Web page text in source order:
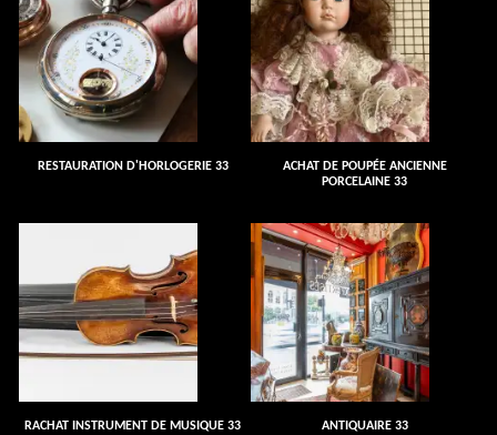
RESTAURATION D'HORLOGERIE 33
ACHAT DE POUPÉE ANCIENNE
PORCELAINE 33
RACHAT INSTRUMENT DE MUSIQUE 33 ANTIQUAIRE 33